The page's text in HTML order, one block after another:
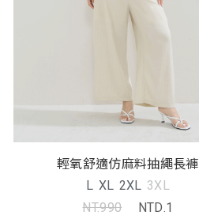
輕氧舒適仿麻料抽繩長褲
L XL 2XL 3XL
NT.990
NTD.1